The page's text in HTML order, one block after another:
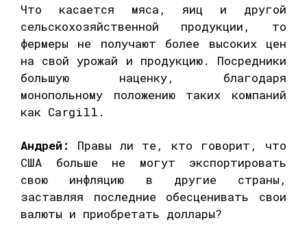
Что касается мяса, яиц и другой
сельскохозяйственной продукции, то
фермеры не получают более высоких цен
на свой урожай и продукцию. Посредники
большую наценку, благодаря
монопольному положению таких компаний
как Cargill.
Андрей:
Правы ли те, кто говорит, что
США больше не могут экспортировать
свою инфляцию в другие страны,
заставляя последние обесценивать свои
валюты и приобретать доллары?